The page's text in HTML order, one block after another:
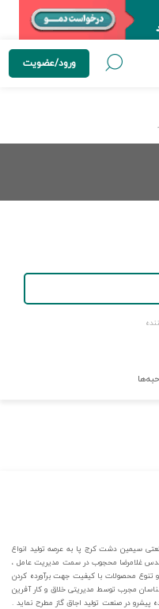
ورود/عضویت
در سال ۱۳۵۶ و در منطقه صنعتی سیمین دشت کرج پا به عرصه تولید انواع
پس از حضور آقای مهندس غلامرضا محجوب در سمت مدیریت عامل ،
تنوع محصولات با کیفیت جهت برآورده کردن
مجرب توسط مدیریتی خلاق و کار آفرین
پیشرو در صنعت تولید اجاق گاز مطرح نماید .